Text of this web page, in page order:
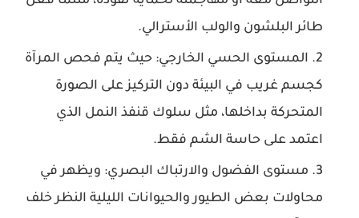
طائر البلشون والولب الأسترالي.
المستوى الحسي الخارجي: حيث يتم فحص المرآة
كجسم غريب في البيئة دون التركيز على الصورة
المتحركة بداخلها، مثل سلوك قنفذ النمل الذي
اعتمد على حاسة الشم فقط.
مستوى الفضول والارتباك البصري: ويظهر في
محاولات بعض الطيور والحيوانات الليلية النظر خلف